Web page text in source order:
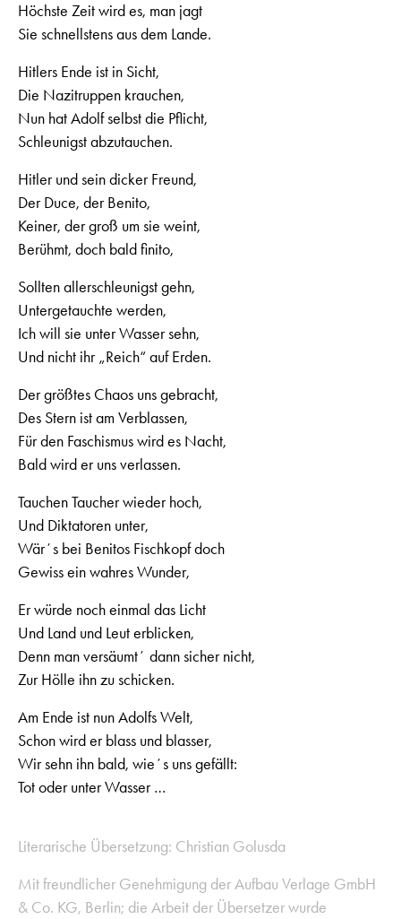
Höchste Zeit wird es, man jagt
Sie schnellstens aus dem Lande.
Hitlers Ende ist in Sicht,
Die Nazitruppen krauchen,
Nun hat Adolf selbst die Pflicht,
Schleunigst abzutauchen.
Hitler und sein dicker Freund,
Der Duce, der Benito,
Keiner, der groß um sie weint,
Berühmt, doch bald finito,
Sollten allerschleunigst gehn,
Untergetauchte werden,
Ich will sie unter Wasser sehn,
Und nicht ihr „Reich“ auf Erden.
Der größtes Chaos uns gebracht,
Des Stern ist am Verblassen,
Für den Faschismus wird es Nacht,
Bald wird er uns verlassen.
Tauchen Taucher wieder hoch,
Und Diktatoren unter,
Wärʼs bei Benitos Fischkopf doch
Gewiss ein wahres Wunder,
Er würde noch einmal das Licht
Und Land und Leut erblicken,
Denn man versäumtʼ dann sicher nicht,
Zur Hölle ihn zu schicken.
Am Ende ist nun Adolfs Welt,
Schon wird er blass und blasser,
Wir sehn ihn bald, wieʼs uns gefällt:
Tot oder unter Wasser …
Literarische Übersetzung: Christian Golusda
Mit freundlicher Genehmigung der Aufbau Verlage GmbH
& Co. KG, Berlin; die Arbeit der Übersetzer wurde